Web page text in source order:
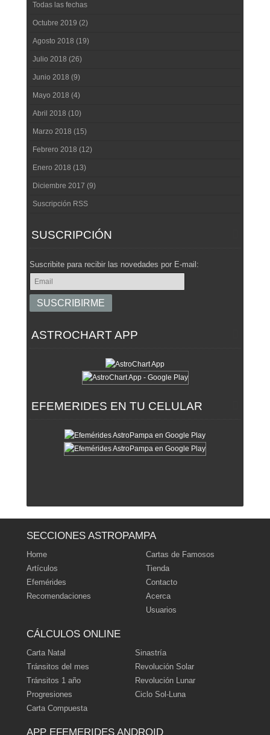
Todas las fechas
Octubre 2019 (2)
Agosto 2018 (19)
Julio 2018 (26)
Junio 2018 (9)
Mayo 2018 (4)
Abril 2018 (10)
Marzo 2018 (15)
Febrero 2018 (12)
Enero 2018 (13)
Diciembre 2017 (9)
Suscripción RSS
SUSCRIPCIÓN
Suscribite para recibir las novedades por E-mail:
ASTROCHART APP
EFEMERIDES EN TU CELULAR
SECCIONES ASTROPAMPA
Home
Artículos
Efemérides
Recomendaciones
Cartas de Famosos
Tienda
Contacto
Acerca
Usuarios
CÁLCULOS ONLINE
Carta Natal
Tránsitos del mes
Tránsitos 1 año
Progresiones
Carta Compuesta
Sinastría
Revolución Solar
Revolución Lunar
Ciclo Sol-Luna
APP EFEMERIDES ANDROID